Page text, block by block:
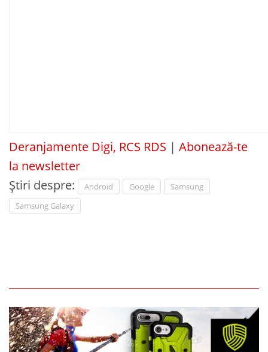
Deranjamente Digi, RCS RDS | Abonează-te
la newsletter
Știri despre:
Android Google
Samsung
Samsung Galaxy